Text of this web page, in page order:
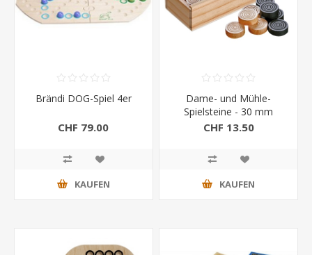
Brändi DOG-Spiel 4er
CHF 79.00
KAUFEN
Dame- und Mühle-
Spielsteine - 30 mm
CHF 13.50
KAUFEN